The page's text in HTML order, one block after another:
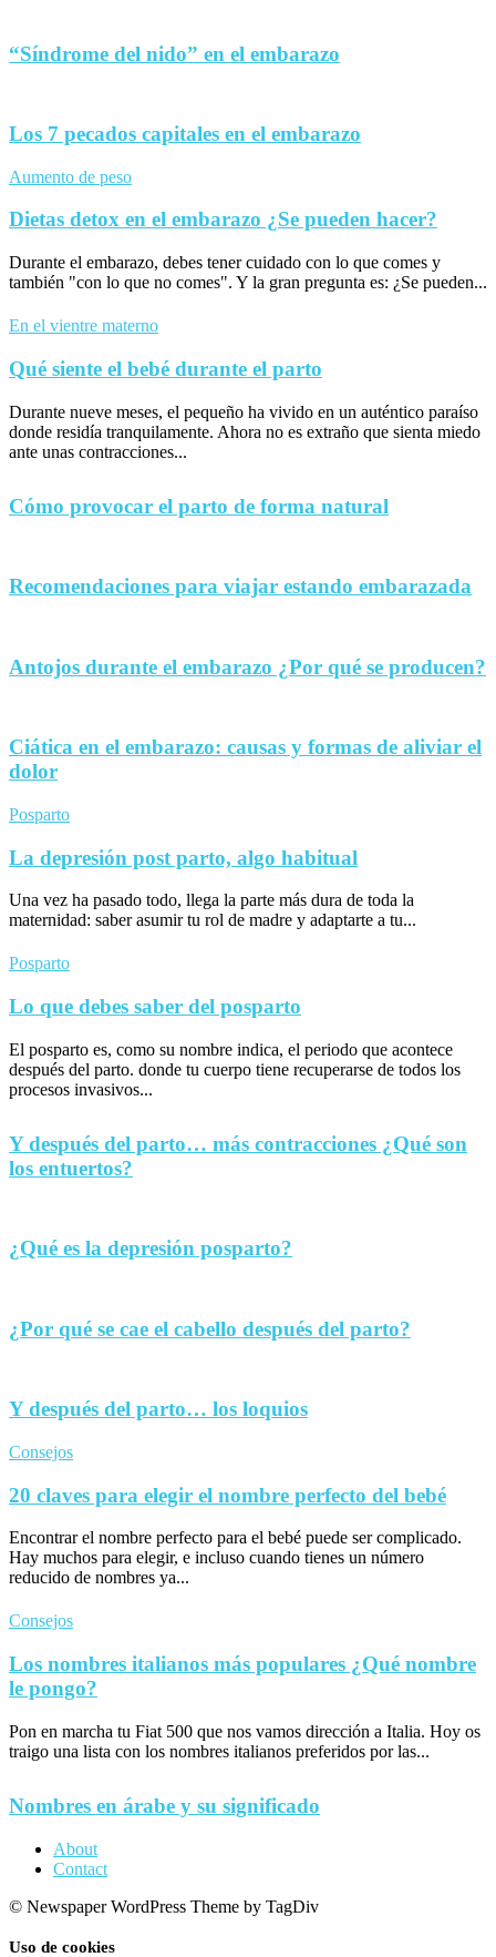
“Síndrome del nido” en el embarazo
Los 7 pecados capitales en el embarazo
Aumento de peso
Dietas detox en el embarazo ¿Se pueden hacer?
Durante el embarazo, debes tener cuidado con lo que comes y
también "con lo que no comes". Y la gran pregunta es: ¿Se pueden...
En el vientre materno
Qué siente el bebé durante el parto
Durante nueve meses, el pequeño ha vivido en un auténtico paraíso
donde residía tranquilamente. Ahora no es extraño que sienta miedo
ante unas contracciones...
Cómo provocar el parto de forma natural
Recomendaciones para viajar estando embarazada
Antojos durante el embarazo ¿Por qué se producen?
Ciática en el embarazo: causas y formas de aliviar el
dolor
Posparto
La depresión post parto, algo habitual
Una vez ha pasado todo, llega la parte más dura de toda la
maternidad: saber asumir tu rol de madre y adaptarte a tu...
Posparto
Lo que debes saber del posparto
El posparto es, como su nombre indica, el periodo que acontece
después del parto. donde tu cuerpo tiene recuperarse de todos los
procesos invasivos...
Y después del parto… más contracciones ¿Qué son
los entuertos?
¿Qué es la depresión posparto?
¿Por qué se cae el cabello después del parto?
Y después del parto… los loquios
Consejos
20 claves para elegir el nombre perfecto del bebé
Encontrar el nombre perfecto para el bebé puede ser complicado.
Hay muchos para elegir, e incluso cuando tienes un número
reducido de nombres ya...
Consejos
Los nombres italianos más populares ¿Qué nombre
le pongo?
Pon en marcha tu Fiat 500 que nos vamos dirección a Italia. Hoy os
traigo una lista con los nombres italianos preferidos por las...
Nombres en árabe y su significado
About
Contact
© Newspaper WordPress Theme by TagDiv
Uso de cookies